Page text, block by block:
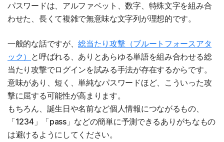
パスワードは、アルファベット、数字、特殊文字を組み合
わせた、長くて複雑で無意味な文字列が理想的です。
一般的な話ですが、総当たり攻撃（ブルートフォースアタ
ック） と呼ばれる、ありとあらゆる単語を組み合わせる総
当たり攻撃でログインを試みる手法が存在するからです。
意味があり、短く、単純なパスワードほど、こういった攻
撃に屈する可能性が高まります。
もちろん、誕生日や名前など個人情報につながるもの、
「1234」「pass」などの簡単に予測できるありがちなもの
は避けるようにしてください。